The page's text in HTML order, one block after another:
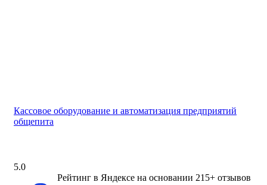
Кассовое оборудование и автоматизация предприятий
общепита
5.0
Рейтинг в Яндексе на основании 215+ отзывов